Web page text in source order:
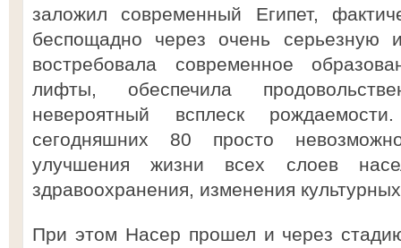
заложил современный Египет,
беспощадно через очень серьезную
востребовала современное
лифты, обеспечила
невероятный всплеск
сегодняшних 80 просто
улучшения жизни всех слоев
здравоохранения, изменения
При этом Насер прошел и через